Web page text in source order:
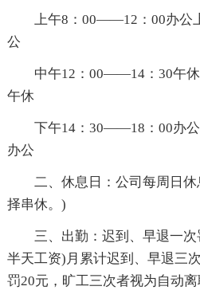
上午8：00——12：00办公
公
中午12：00——14：30午
午休
下午14：30——18：00办
办公
二、休息日：公司每周日
择串休。)
三、出勤：迟到、早退一
半天工资)月累计迟到、早退三
罚20元，旷工三次者视为自动离